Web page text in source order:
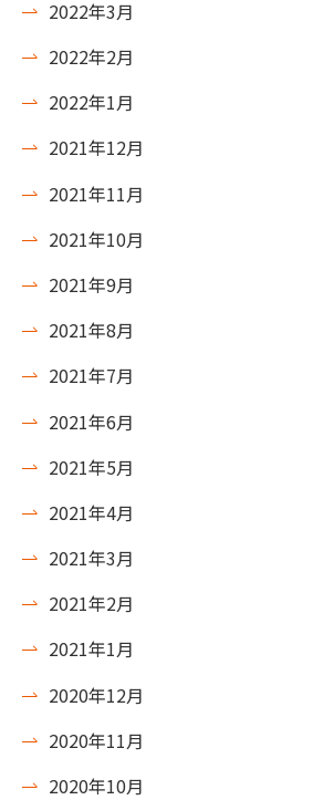
2022年3月
2022年2月
2022年1月
2021年12月
2021年11月
2021年10月
2021年9月
2021年8月
2021年7月
2021年6月
2021年5月
2021年4月
2021年3月
2021年2月
2021年1月
2020年12月
2020年11月
2020年10月